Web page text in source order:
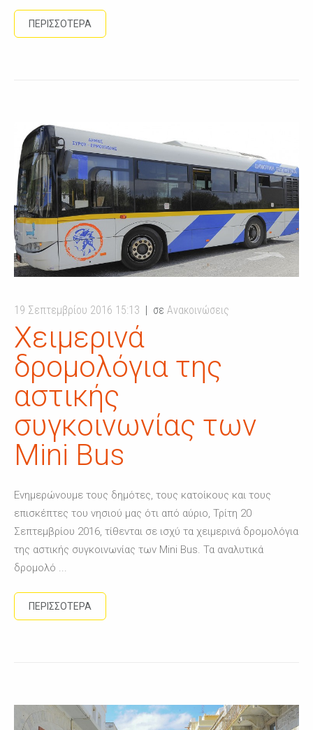
ΠΕΡΙΣΣΟΤΕΡΑ
19 Σεπτεμβρίου 2016 15:13 σε Ανακοινώσεις
Xειμερινά
δρομολόγια της
αστικής
συγκοινωνίας των
Mini Bus
Ενημερώνουμε τους δημότες, τους κατοίκους και τους
επισκέπτες του νησιού μας ότι από αύριο, Τρίτη 20
Σεπτεμβρίου 2016, τίθενται σε ισχύ τα χειμερινά δρομολόγια
της αστικής συγκοινωνίας των Mini Bus. Τα αναλυτικά
δρομολό ...
ΠΕΡΙΣΣΟΤΕΡΑ